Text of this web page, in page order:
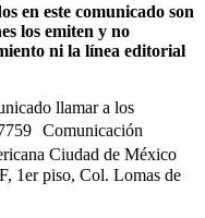
en este comunicado son
los emiten y no
ni la línea editorial
llamar a los
Comunicación
Ciudad de México
1er piso, Col. Lomas de